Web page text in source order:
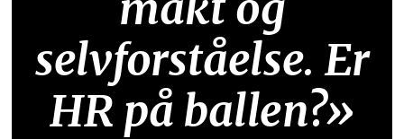
selvforståelse. Er
HR på ballen?»